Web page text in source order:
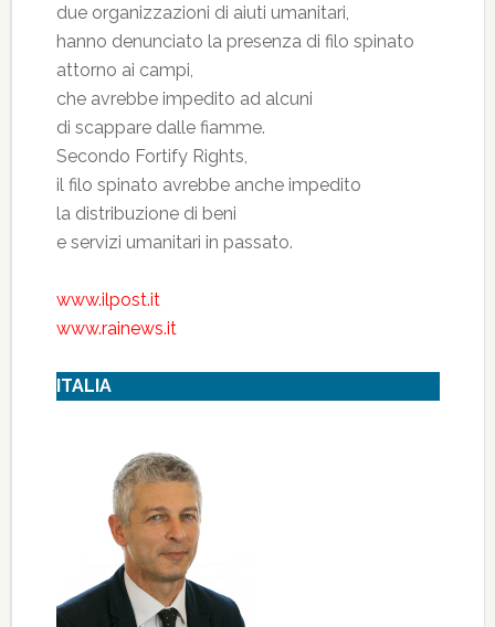
due organizzazioni di aiuti umanitari,
hanno denunciato la presenza di filo spinato
attorno ai campi,
che avrebbe impedito ad alcuni
di scappare dalle fiamme.
Secondo Fortify Rights,
il filo spinato avrebbe anche impedito
la distribuzione di beni
e servizi umanitari in passato.
www.ilpost.it
www.rainews.it
ITALIA